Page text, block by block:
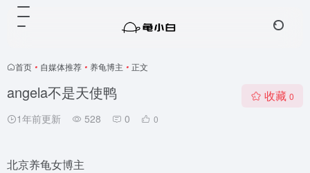
首页 • 自媒体推荐 • 养龟博主 • 正文
angela不是天使鸭
1年前更新 528 0 0
收藏 0
北京养龟女博主